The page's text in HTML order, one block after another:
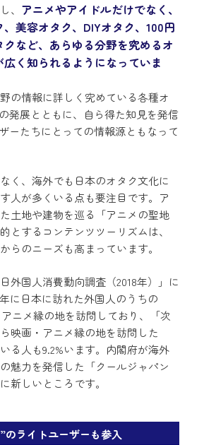
、 アニメやアイドルだけでなく、
、美容オタク、DIYオタク、100円
クなど、あらゆる分野を究めるオ
広く知られるようになっていま
の情報に詳しく究めている各種オ
発展とともに、自ら得た知見を発信
ーたちにとっての情報源ともなって
なく、海外でも日本のオタク文化に
人が多くいる点も要注目です。ア
土地や建物を巡る「アニメの聖地
とするコンテンツツーリズムは、
らのニーズも高まっています。
外国人消費動向調査（2018年）」に
に日本に訪れた外国人のうちの
ニメ縁の地を訪問しており、「次
映画・アニメ縁の地を訪問した
る人も9.2%います。内閣府が海外
魅力を発信した「クールジャパン
新しいところです。
のライトユーザーも参入